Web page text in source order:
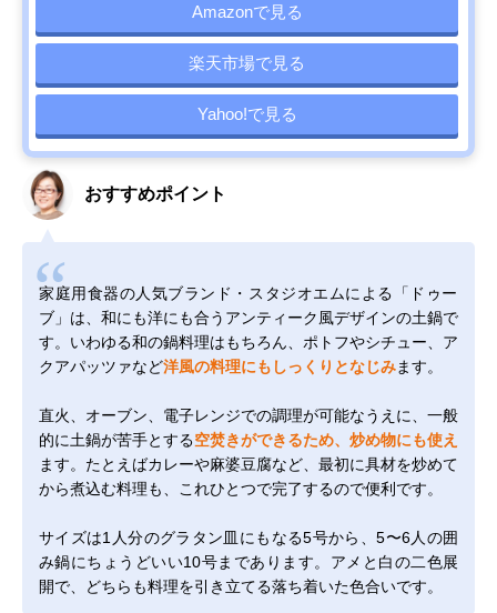
Amazonで見る
楽天市場で見る
Yahoo!で見る
おすすめポイント
家庭用食器の人気ブランド・スタジオエムによる「ドゥー
ブ」は、和にも洋にも合うアンティーク風デザインの土鍋で
す。いわゆる和の鍋料理はもちろん、ポトフやシチュー、ア
クアパッツァなど洋風の料理にもしっくりとなじみます。
直火、オーブン、電子レンジでの調理が可能なうえに、一般
的に土鍋が苦手とする空焚きができるため、炒め物にも使え
ます。たとえばカレーや麻婆豆腐など、最初に具材を炒めて
から煮込む料理も、これひとつで完了するので便利です。
サイズは1人分のグラタン皿にもなる5号から、5〜6人の囲
み鍋にちょうどいい10号まであります。アメと白の二色展
開で、どちらも料理を引き立てる落ち着いた色合いです。